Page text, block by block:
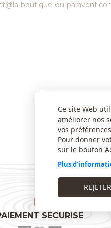
boutique-du-
SÉCURISÉ
Ce site Web
améliorer nos
vos
Pour donner
sur le bouton
Plus